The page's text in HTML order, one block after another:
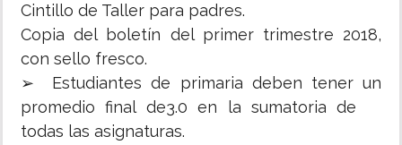
Cintillo de Taller para padres.
Copia del boletín del primer trimestre 2018,
con sello fresco.
➢ Estudiantes de primaria deben tener un
promedio final de3.0 en la sumatoria de
todas las asignaturas.